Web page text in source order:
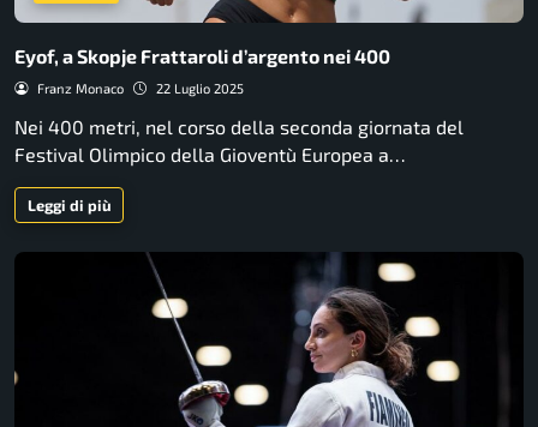
Eyof, a Skopje Frattaroli d’argento nei 400
Franz Monaco 22 Luglio 2025
Nei 400 metri, nel corso della seconda giornata del
Festival Olimpico della Gioventù Europea a…
Leggi di più